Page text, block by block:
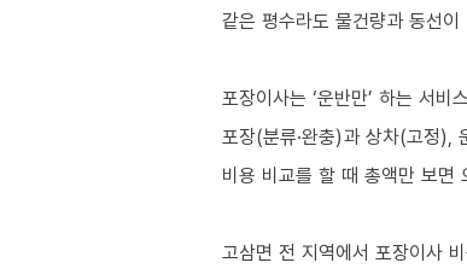
같은 평수라도 물건량과 동선
포장이사는 ‘운반만’ 하는 서비
포장(분류·완충)과 상차(고정),
비용 비교를 할 때 총액만 보면
고삼면 전 지역에서 포장이사